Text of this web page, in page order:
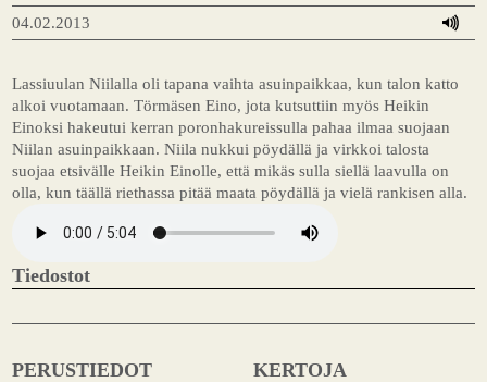
04.02.2013
Lassiuulan Niilalla oli tapana vaihta asuinpaikkaa, kun talon katto
alkoi vuotamaan. Törmäsen Eino, jota kutsuttiin myös Heikin
Einoksi hakeutui kerran poronhakureissulla pahaa ilmaa suojaan
Niilan asuinpaikkaan. Niila nukkui pöydällä ja virkkoi talosta
suojaa etsivälle Heikin Einolle, että mikäs sulla siellä laavulla on
olla, kun täällä riethassa pitää maata pöydällä ja vielä rankisen alla.
Tiedostot
PERUSTIEDOT KERTOJA